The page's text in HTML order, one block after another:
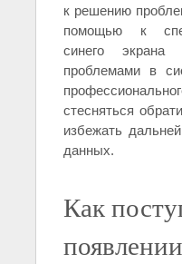
к решению
помощью к
синего экрана
проблемами в
стесняться
избежать
данных.
Как